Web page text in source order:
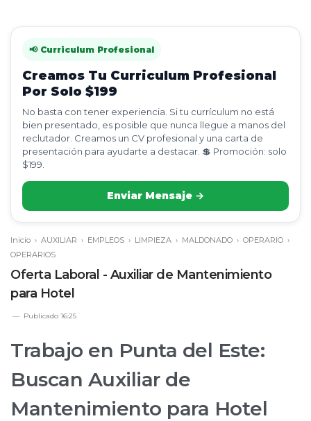
📢 Curriculum Profesional
Creamos Tu Curriculum Profesional
Por Solo $199
No basta con tener experiencia. Si tu currículum no está
bien presentado, es posible que nunca llegue a manos del
reclutador. Creamos un CV profesional y una carta de
presentación para ayudarte a destacar. 💲 Promoción: solo
$199.
Enviar Mensaje →
Inicio › AUXILIAR › EMPLEOS › LIMPIEZA › MALDONADO › OPERARIO ›
OPERARIOS
Oferta Laboral - Auxiliar de Mantenimiento
para Hotel
Publicado 16:25
Trabajo en Punta del Este:
Buscan Auxiliar de
Mantenimiento para Hotel